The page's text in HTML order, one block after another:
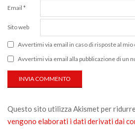
Email *
Sito web
Avvertimi via email in caso di risposte al mio
Avvertimi via email alla pubblicazione di un
Questo sito utilizza Akismet per
vengono elaborati i dati derivati dai